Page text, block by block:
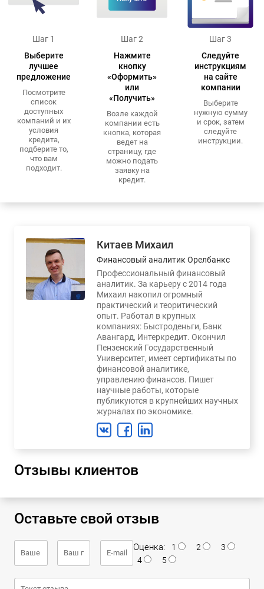
Шаг 1
Выберите
лучшее
предложение
Посмотрите
список
доступных
компаний и их
условия
кредита,
подберите то,
что вам
подходит.
Шаг 2
Нажмите
кнопку
«Оформить»
или
«Получить»
Возле каждой
компании есть
кнопка, которая
ведет на
страницу, где
можно подать
заявку на
кредит.
Шаг 3
Следуйте
инструкциям
на сайте
компании
Выберите
нужную сумму
и срок, затем
следуйте
инструкции.
Китаев Михаил
Финансовый аналитик Орелбанкс
Профессиональный финансовый
аналитик. За карьеру с 2014 года
Михаил накопил огромный
практический и теоритический
опыт. Работал в крупных
компаниях: Быстроденьги, Банк
Авангард, Интеркредит. Окончил
Пензенский Государственный
Университет, имеет сертификаты по
финансовой аналитике,
управлению финансов. Пишет
научные работы, которые
публикуются в крупнейших научных
журналах по экономике.
Отзывы клиентов
Оставьте свой отзыв
Оценка: 1 2
3
4
5